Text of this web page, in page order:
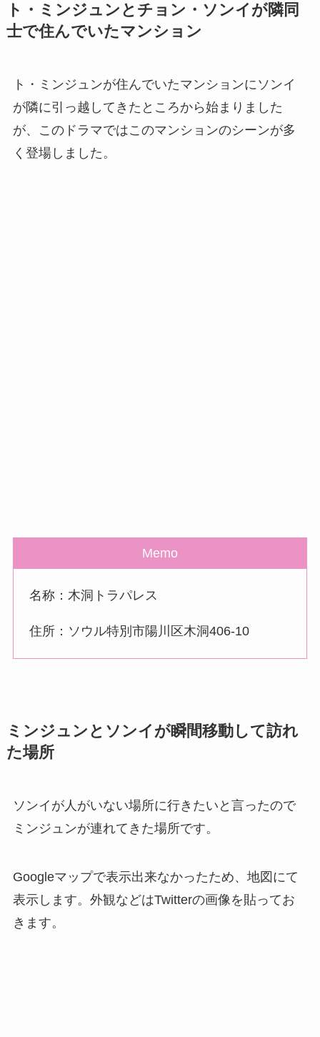
ト・ミンジュンとチョン・ソンイが隣同
士で住んでいたマンション
ト・ミンジュンが住んでいたマンションにソンイ
が隣に引っ越してきたところから始まりました
が、このドラマではこのマンションのシーンが多
く登場しました。
Memo
名称：木洞トラパレス
住所：ソウル特別市陽川区木洞406-10
ミンジュンとソンイが瞬間移動して訪れ
た場所
ソンイが人がいない場所に行きたいと言ったので
ミンジュンが連れてきた場所です。
Googleマップで表示出来なかったため、地図にて
表示します。外観などはTwitterの画像を貼ってお
きます。